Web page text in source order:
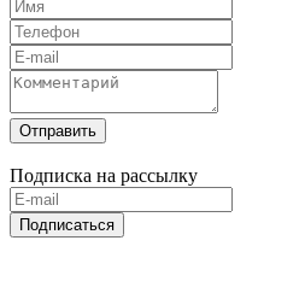
Отправить
Подписка на рассылку
Подписаться